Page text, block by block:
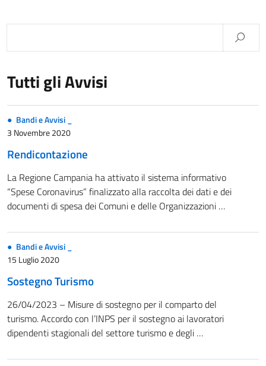
Tutti gli Avvisi
Bandi e Avvisi _
3 Novembre 2020
Rendicontazione
La Regione Campania ha attivato il sistema informativo
“Spese Coronavirus” finalizzato alla raccolta dei dati e dei
documenti di spesa dei Comuni e delle Organizzazioni …
Bandi e Avvisi _
15 Luglio 2020
Sostegno Turismo
26/04/2023 – Misure di sostegno per il comparto del
turismo. Accordo con l’INPS per il sostegno ai lavoratori
dipendenti stagionali del settore turismo e degli …